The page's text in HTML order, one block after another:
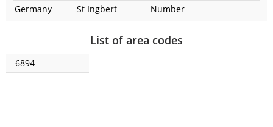
Germany St Ingbert Number
List of area codes
6894